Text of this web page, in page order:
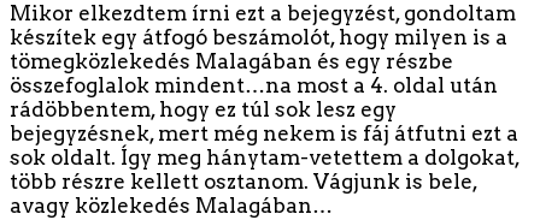
Mikor elkezdtem írni ezt a bejegyzést, gondoltam
készítek egy átfogó beszámolót, hogy milyen is a
tömegközlekedés Malagában és egy részbe
összefoglalok mindent…na most a 4. oldal után
rádöbbentem, hogy ez túl sok lesz egy
bejegyzésnek, mert még nekem is fáj átfutni ezt a
sok oldalt. Így meg hánytam-vetettem a dolgokat,
több részre kellett osztanom. Vágjunk is bele,
avagy közlekedés Malagában…